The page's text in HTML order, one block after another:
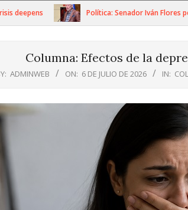
Política: Senador Iván Flores por
Columna: Efectos de la
ADMINWEB ON: 6 DE JULIO DE 2026 IN: